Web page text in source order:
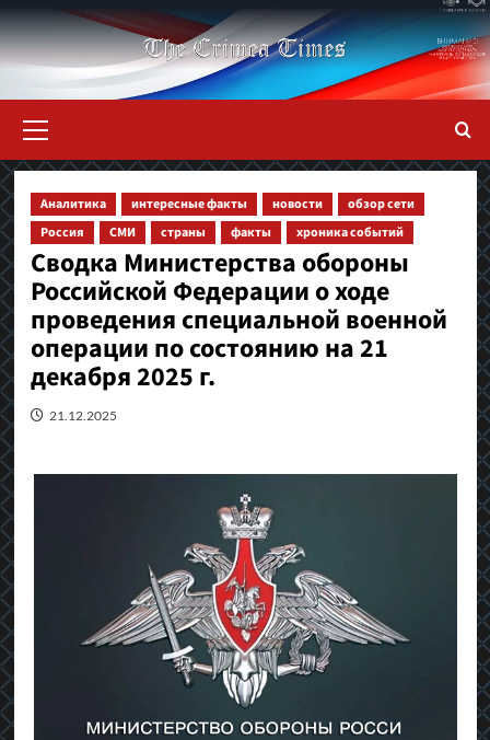
Перейти
к
содержимому
меню
Аналитика интересные факты новости
обзор сети
Россия
СМИ страны факты хроника событий
Сводка Министерства обороны
Российской Федерации о ходе
проведения специальной военной
операции по состоянию на 21
декабря 2025 г.
21.12.2025